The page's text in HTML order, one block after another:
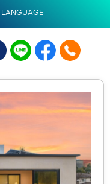
LANGUAGE